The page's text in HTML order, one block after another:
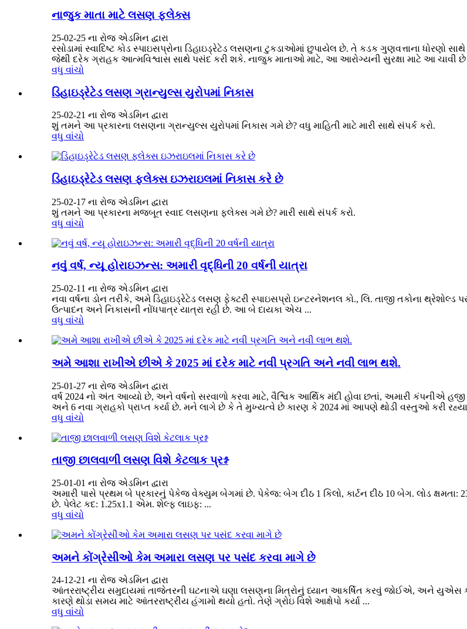
નાજુક માતા માટે લસણ ફ્લેક્સ
25-02-25 ના રોજ એડમિન દ્વારા
રસોડામાં સ્વાદિષ્ટ કોડ સ્પાઇસપ્રોના ડિહાઇડ્રેટેડ લસણના ટુકડાઓમાં છુપાયેલ છે. તે કડક ગુણવત્તાના ધોરણો
જેથી દરેક ગ્રાહક આત્મવિશ્વાસ સાથે પસંદ કરી શકે. નાજુક માતાઓ માટે, આ આરોગ્યની સુરક્ષા માટે આ ચાવી છે
વધુ વાંચો
ડિહાઇડ્રેટેડ લસણ ગ્રાન્યુલ્સ યુરોપમાં નિકાસ
25-02-21 ના ​​રોજ એડમિન દ્વારા
શું તમને આ પ્રકારના લસણના ગ્રાન્યુલ્સ યુરોપમાં નિકાસ ગમે છે? વધુ માહિતી માટે મારી સાથે સંપર્ક કરો.
વધુ વાંચો
ડિહાઇડ્રેટેડ લસણ ફ્લેક્સ ઇઝરાઇલમાં નિકાસ કરે છે
25-02-17 ના રોજ એડમિન દ્વારા
શું તમને આ પ્રકારના મજબૂત સ્વાદ લસણના ફ્લેક્સ ગમે છે? મારી સાથે સંપર્ક કરો.
વધુ વાંચો
નવું વર્ષ, ન્યૂ હોરાઇઝન્સ: અમારી વૃદ્ધિની 20 વર્ષની યાત્રા
25-02-11 ના રોજ એડમિન દ્વારા
નવા વર્ષના ડોન તરીકે, અમે ડિહાઇડ્રેટેડ લસણ ફેક્ટરી સ્પાઇસપ્રો ઇન્ટરનેશનલ કો., લિ. તાજી તકોના
ઉત્પાદન અને નિકાસની નોંધપાત્ર યાત્રા રહી છે. આ બે દાયકા એચ ...
વધુ વાંચો
અમે આશા રાખીએ છીએ કે 2025 માં દરેક માટે નવી પ્રગતિ અને નવી લાભ થશે.
25-01-27 ના રોજ એડમિન દ્વારા
વર્ષ 2024 નો અંત આવ્યો છે, અને વર્ષનો સરવાળો કરવા માટે, વૈશ્વિક આર્થિક મંદી હોવા છતાં, અમારી કંપનીએ
અને 6 નવા ગ્રાહકો પ્રાપ્ત કર્યા છે. મને લાગે છે કે તે મુખ્યત્વે છે કારણ કે 2024 માં આપણે થોડી વસ્તુઓ કરી
વધુ વાંચો
તાજી છાલવાળી લસણ વિશે કેટલાક પ્રશ્ન
25-01-01 ના રોજ એડમિન દ્વારા
અમારી પાસે પ્રથમ બે પ્રકારનું પેકેજ વેક્યુમ બેગમાં છે. પેકેજ: બેગ દીઠ 1 કિલો, કાર્ટન દીઠ 10 બેગ. લોડ
છે. પેલેટ કદ: 1.25x1.1 એમ. શેલ્ફ લાઇફ: ...
વધુ વાંચો
અમને કોંગ્રેસીઓ કેમ અમારા લસણ પર પસંદ કરવા માગે છે
24-12-21 ના ​​રોજ એડમિન દ્વારા
આંતરરાષ્ટ્રીય સમુદાયમાં તાજેતરની ઘટનાએ ઘણા લસણના મિત્રોનું ધ્યાન આકર્ષિત કરવું જોઈએ, અને યુએસ
કારણે થોડા સમય માટે આંતરરાષ્ટ્રીય હંગામો થયો હતો. તેણે ગ્રોઇ વિશે આક્ષેપો કર્યા ...
વધુ વાંચો